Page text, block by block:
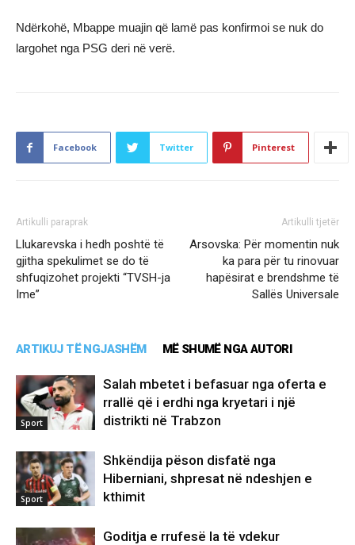
Ndërkohë, Mbappe muajin që lamë pas konfirmoi se nuk do
largohet nga PSG deri në verë.
Facebook Twitter Pinterest
Artikulli paraprak
Llukarevska i hedh poshtë të
gjitha spekulimet se do të
shfuqizohet projekti “TVSH-ja
Ime”
Artikulli tjetër
Arsovska: Për momentin nuk
ka para për tu rinovuar
hapësirat e brendshme të
Sallës Universale
ARTIKUJ TË NGJASHËM MË SHUMË NGA AUTORI
Sport
Salah mbetet i befasuar nga oferta e
rrallë që i erdhi nga kryetari i një
distrikti në Trabzon
Sport
Shkëndija pëson disfatë nga
Hiberniani, shpresat në ndeshjen e
kthimit
Goditja e rrufesë la të vdekur